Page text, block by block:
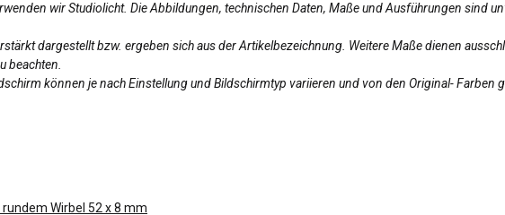
wir Studiolicht. Die Abbildungen, technischen Daten, Maße und Ausführungen sind
dargestellt bzw. ergeben sich aus der Artikelbezeichnung. Weitere Maße dienen
beachten.
können je nach Einstellung und Bildschirmtyp variieren und von den Original- Farben